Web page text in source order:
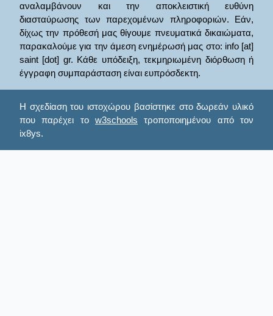
αναλαμβάνουν και την αποκλειστική ευθύνη
διασταύρωσης των παρεχομένων πληροφοριών. Εάν,
δίχως την πρόθεσή μας θίγουμε πνευματικά δικαιώματα,
παρακαλούμε για την άμεση ενημέρωσή μας στο: info [at]
saint [dot] gr. Κάθε υπόδειξη, τεκμηριωμένη διόρθωση ή
έγγραφη συμπαράσταση είναι ευπρόσδεκτη.
Η σχεδίαση του ιστοχώρου βασίστηκε στο δωρεάν υλικό
που παρέχει το w3schools τροποποιημένου από τον
ix8ys.